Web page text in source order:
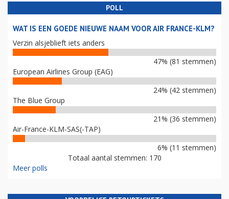
POLL
WAT IS EEN GOEDE NIEUWE NAAM VOOR AIR FRANCE-KLM?
Verzin alsjeblieft iets anders
47% (81 stemmen)
European Airlines Group (EAG)
24% (42 stemmen)
The Blue Group
21% (36 stemmen)
Air-France-KLM-SAS(-TAP)
6% (11 stemmen)
Totaal aantal stemmen: 170
Meer polls